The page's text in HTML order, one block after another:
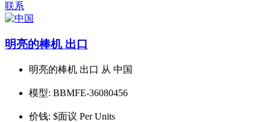
联系
明亮的棒机 出口
明亮的棒机 出口 从 中国
模型: BBMFE-36080456
价钱: $面议 Per Units